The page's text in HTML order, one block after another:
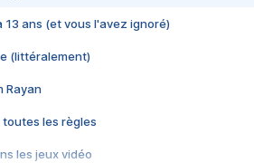
13 ans (et vous l'avez ignoré)
(littéralement)
Rayan
toutes les règles
les jeux vidéo